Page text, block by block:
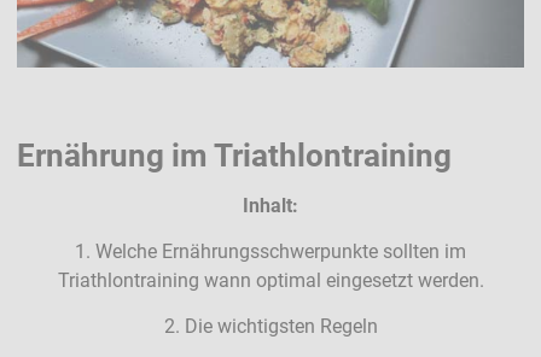
Ernährung im Triathlontraining
Inhalt:
1. Welche Ernährungsschwerpunkte sollten im
Triathlontraining wann optimal eingesetzt werden.
2. Die wichtigsten Regeln